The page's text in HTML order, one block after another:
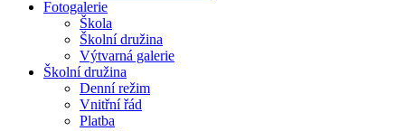
Fotogalerie
Škola
Školní družina
Výtvarná galerie
Školní družina
Denní režim
Vnitřní řád
Platba